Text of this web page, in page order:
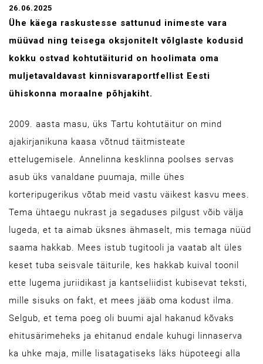
26.06.2025
Ühe käega raskustesse sattunud inimeste vara
müüvad ning teisega oksjonitelt võlglaste kodusid
kokku ostvad kohtutäiturid on hoolimata oma
muljetavaldavast kinnisvaraportfellist Eesti
ühiskonna moraalne põhjakiht.
2009. aasta masu, üks Tartu kohtutäitur on mind
ajakirjanikuna kaasa võtnud täitmisteate
ettelugemisele. Annelinna kesklinna poolses servas
asub üks vanaldane puumaja, mille ühes
korteripugerikus võtab meid vastu väikest kasvu mees.
Tema ühtaegu nukrast ja segaduses pilgust võib välja
lugeda, et ta aimab üksnes ähmaselt, mis temaga nüüd
saama hakkab. Mees istub tugitooli ja vaatab alt üles
keset tuba seisvale täiturile, kes hakkab kuival toonil
ette lugema juriidikast ja kantseliidist kubisevat teksti,
mille sisuks on fakt, et mees jääb oma kodust ilma.
Selgub, et tema poeg oli buumi ajal hakanud kõvaks
ehitusärimeheks ja ehitanud endale kuhugi linnaserva
ka uhke maja, mille lisatagatiseks läks hüpoteegi alla